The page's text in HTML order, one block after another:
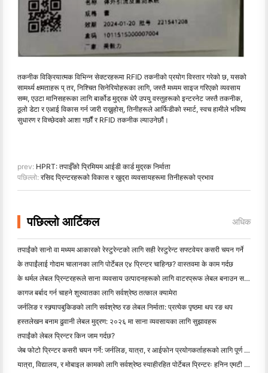
तकनीक विक्रियात्मक विभिन्न सेक्टरहरूमा RFID तकनीको प्रयोग विस्तार गरेको छ, यसको
सामर्थ्य क्षमताहरू प् तर, निश्चित सिनेरियोहरूका लागि, जस्तै मध्यम साइज गरिएको व्यवसाय
सम्म, एउटा मानिसहरूका लागि बार्कोड मुद्रक धेरै उपयु वस्तुहरूको इन्टरनेट जस्तै तकनीक,
ठूलो डेटा र एआई विकास गर्न जारी राख्नुहोस्, तिनीहरूले आर्फिडीको स्मार्ट, स्वच हामीले भविष्य
सुधारण र विच्छेदको आशा गर्छौं र RFID तकनीक ल्याउनेछौं।
prev: HPRT: तपाईँको प्रिमियम आईडी कार्ड मुद्रक निर्माता
पछिल्लो: रसिद प्रिन्टरहरूको विकास र खुद्रा व्यवसायहरूमा तिनीहरूको प्रभाव
पछिल्लो आर्टिकल अधिक
तपाईंको सानो वा मध्यम आकारको रेस्टुरेन्टको लागि सही रेस्टुरेन्ट सफ्टवेयर कसरी चयन गर्ने
के तपाईंलाई गोदाम चालानका लागि पोर्टेबल ए४ प्रिन्टर चाहिन्छ? वास्तवमा के काम गर्दछ
के थर्मल लेबल प्रिन्टरहरूले साना व्यवसाय उत्पादनहरूको लागि वाटरप्रूफ लेबल बनाउन सक्छन्?
कागज बर्बाद गर्न चाहने शुरुवातका लागि सर्वश्रेष्ठ तत्काल क्यामेरा
जर्नलिङ र स्क्र्यापबुकिङको लागि सर्वश्रेष्ठ रङ लेबल निर्माता: प्रत्येक पृष्ठमा थप रङ थप
हस्तलेखन बनाम ढुवानी लेबल मुद्रण: २०२६ मा साना व्यवसायका लागि सुझावहरू
तपाईंको लेबल प्रिन्टर किन जाम गर्दछ?
जेब फोटो प्रिन्टर कसरी चयन गर्ने: जर्नलिङ, यात्रा, र आईफोन प्रयोगकर्ताहरूको लागि पूर्ण गाइड
यात्रा, विद्यालय, र मोबाइल कामको लागि सर्वश्रेष्ठ स्याहीरहित पोर्टेबल प्रिन्टरः हनिन एमटी ६२० प्रो सम